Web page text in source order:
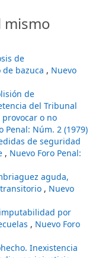
mismo
de
bazuca , Nuevo
de
del Tribunal
o no
Penal: Núm. 2 (1979)
de seguridad
, Nuevo Foro Penal:
aguda,
, Nuevo
por
, Nuevo Foro
Inexistencia